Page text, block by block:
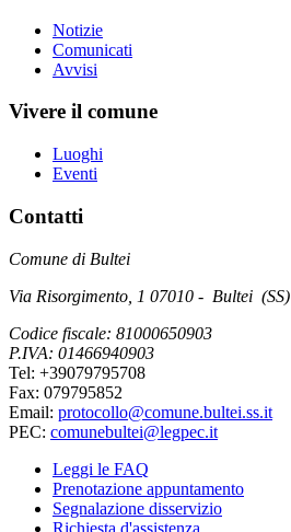
Notizie
Comunicati
Avvisi
Vivere il comune
Luoghi
Eventi
Contatti
Comune di Bultei
Via Risorgimento, 1 07010 - Bultei (SS)
Codice fiscale: 81000650903
P.IVA: 01466940903
Tel: +39079795708
Fax: 079795852
Email: protocollo@comune.bultei.ss.it
PEC: comunebultei@legpec.it
Leggi le FAQ
Prenotazione appuntamento
Segnalazione disservizio
Richiesta d'assistenza